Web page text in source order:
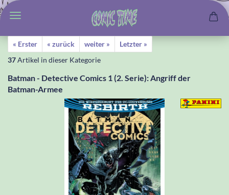
« Erster « zurück weiter »
Letzter »
37Artikel in dieser Kategorie
Batman - Detective Comics 1 (2. Serie): Angriff der
Batman-Armee